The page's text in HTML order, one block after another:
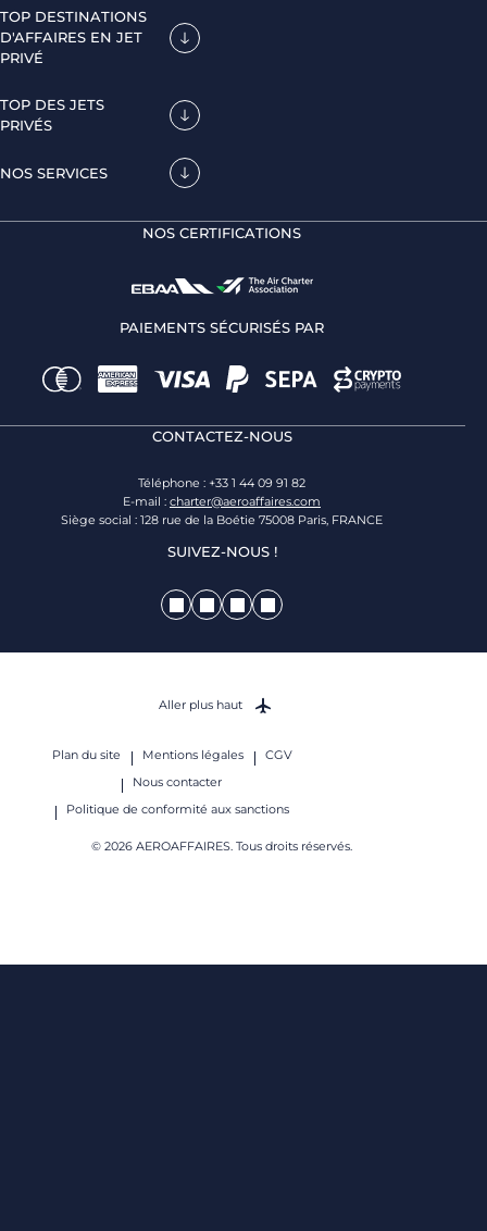
TOP DESTINATIONS
D'AFFAIRES EN JET
PRIVÉ
TOP DES JETS
PRIVÉS
NOS SERVICES
NOS CERTIFICATIONS
PAIEMENTS SÉCURISÉS PAR
CONTACTEZ-NOUS
Téléphone : +33 1 44 09 91 82
E-mail : charter@aeroaffaires.com
Siège social : 128 rue de la Boétie 75008 Paris, FRANCE
SUIVEZ-NOUS !
Plan du site Mentions légales
CGV
Nous contacter
Politique de conformité aux sanctions
© 2026 AEROAFFAIRES. Tous droits réservés.
Aller plus haut